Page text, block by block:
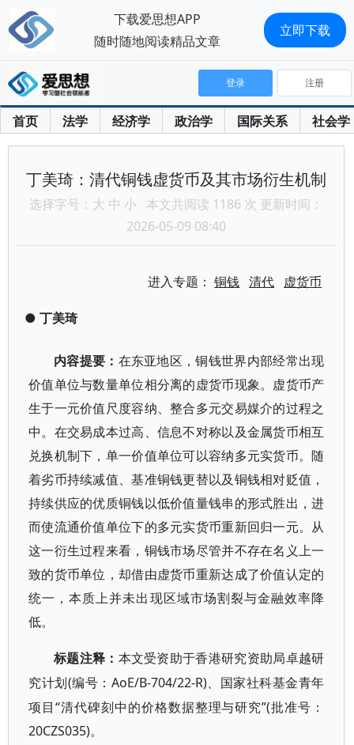
首页 法学 经济学 政治学 国际关系 社会学
登录 注册
丁美琦：清代铜钱虚货币及其市场衍生机制
选择字号： 大 中 小 本文共阅读 1186 次 更新时间：
2026-05-09 08:40
进入专题：铜钱 清代 虚货币
● 丁美琦
内容提要： 在东亚地区，铜钱世界内部经常出现
价值单位与数量单位相分离的虚货币现象。虚货币产
生于一元价值尺度容纳、整合多元交易媒介的过程之
中。在交易成本过高、信息不对称以及金属货币相互
兑换机制下，单一价值单位可以容纳多元实货币。随
着劣币持续减值、基准铜钱更替以及铜钱相对贬值，
持续供应的优质铜钱以低价值量钱串的形式胜出，进
而使流通价值单位下的多元实货币重新回归一元。从
这一衍生过程来看，铜钱市场尽管并不存在名义上一
致的货币单位，却借由虚货币重新达成了价值认定的
统一，本质上并未出现区域市场割裂与金融效率降
低。
标题注释： 本文受资助于香港研究资助局卓越研
究计划 (编号：AoE/B-704/22-R)、国家社科基金青年
项目“清代碑刻中的价格数据整理与研究”(批准号：
20CZS035)。
下载爱思想APP
随时随地阅读精品文章
立即下载